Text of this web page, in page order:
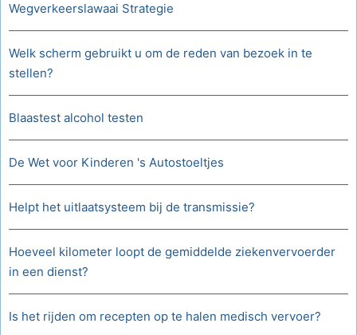
Wegverkeerslawaai Strategie
Welk scherm gebruikt u om de reden van bezoek in te
stellen?
Blaastest alcohol testen
De Wet voor Kinderen 's Autostoeltjes
Helpt het uitlaatsysteem bij de transmissie?
Hoeveel kilometer loopt de gemiddelde ziekenvervoerder
in een dienst?
Is het rijden om recepten op te halen medisch vervoer?